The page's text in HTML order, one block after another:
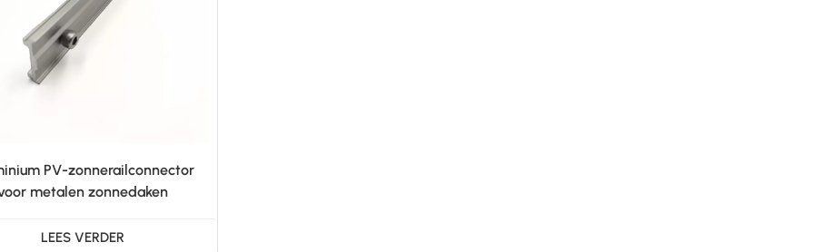
PV-zonnerailconnector
metalen zonnedaken
LEES VERDER